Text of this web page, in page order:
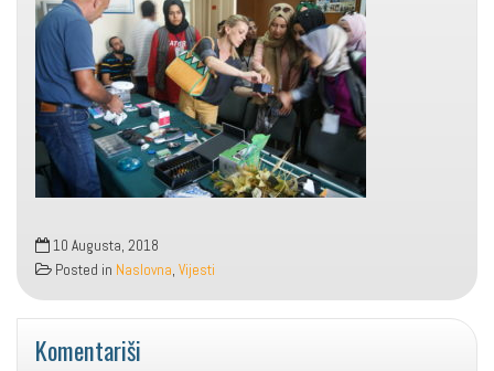
10 Augusta, 2018
Posted in Naslovna, Vijesti
Komentariši